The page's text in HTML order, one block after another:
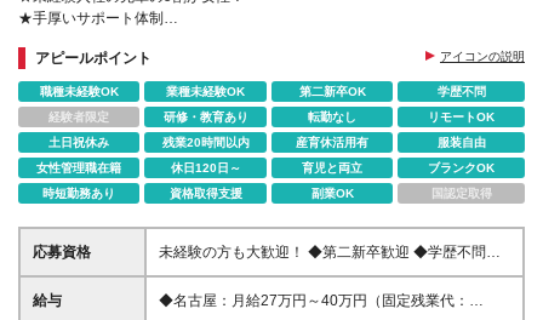
★手厚いサポート体制
★ネイル・髪色自由！おしゃれもしっかり楽しめる♪
★長期連休取得可能！
アピールポイント アイコンの説明
職種未経験OK 業種未経験OK 第二新卒OK
学歴不問
経験者限定
研修・教育あり 転勤なし
リモートOK
土日祝休み
残業20時間以内 産育休活用有
服装自由
女性管理職在籍
休日120日～ 育児と両立
ブランクOK
時短勤務あり
資格取得支援 副業OK 国認定取得
応募資格
未経験の方も大歓迎！ ◆第二新卒歓迎 ◆学歴不問
◆35歳以下の方（長期キャリア形成を図るため）
★PCスキル（タイピングなど）よりも、人柄を重
給与
◆名古屋：月給27万円～40万円（固定残業代：